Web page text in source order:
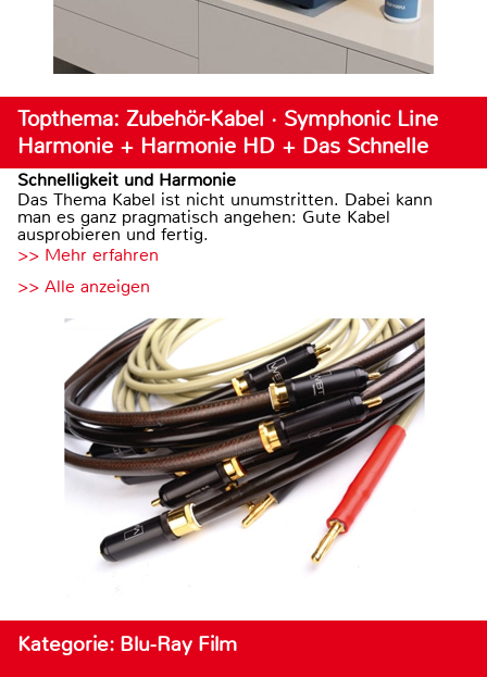
Topthema: Zubehör-Kabel · Symphonic Line
Harmonie + Harmonie HD + Das Schnelle
Schnelligkeit und Harmonie
Das Thema Kabel ist nicht unumstritten. Dabei kann
man es ganz pragmatisch angehen: Gute Kabel
ausprobieren und fertig.
>> Mehr erfahren
>> Alle anzeigen
Kategorie: Blu-Ray Film